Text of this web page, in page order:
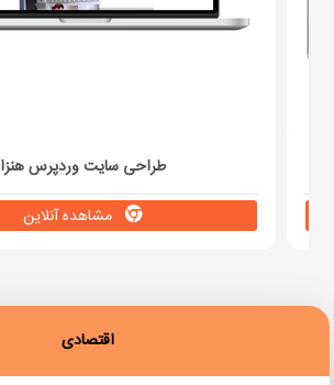
طراحی سایت وردپرس هنزا
مشاهده آنلاین
اقتصادی